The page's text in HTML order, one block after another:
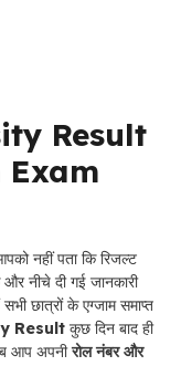
Result
Exam
नहीं पता कि रिजल्ट
नीचे दी गई जानकारी
छात्रों के एग्जाम समाप्त
Result कुछ दिन बाद ही
आप अपनीरोल नंबर और